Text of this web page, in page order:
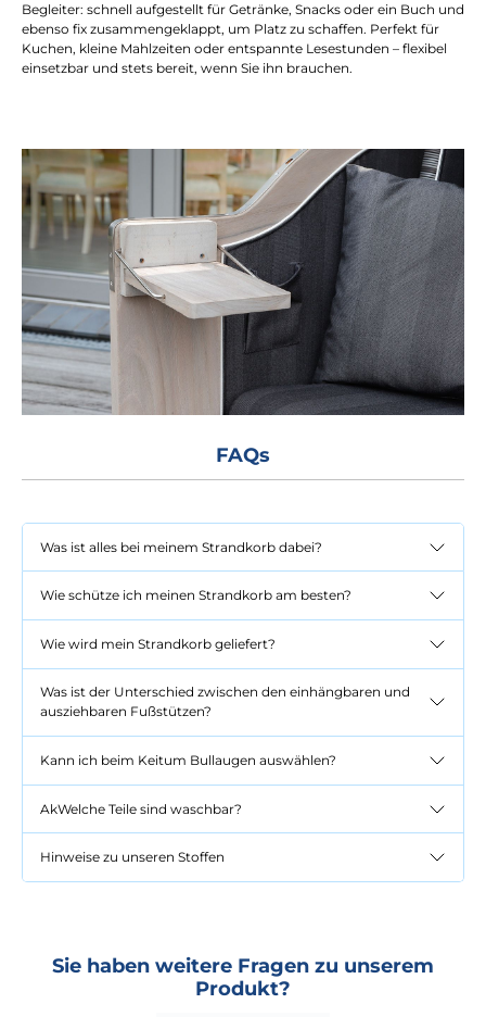
Begleiter: schnell aufgestellt für Getränke, Snacks oder ein Buch und
ebenso fix zusammengeklappt, um Platz zu schaffen. Perfekt für
Kuchen, kleine Mahlzeiten oder entspannte Lesestunden – flexibel
einsetzbar und stets bereit, wenn Sie ihn brauchen.
FAQs
Was ist alles bei meinem Strandkorb dabei?
Wie schütze ich meinen Strandkorb am besten?
Wie wird mein Strandkorb geliefert?
Was ist der Unterschied zwischen den einhängbaren und
ausziehbaren Fußstützen?
Kann ich beim Keitum Bullaugen auswählen?
AkWelche Teile sind waschbar?
Hinweise zu unseren Stoffen
Sie haben weitere Fragen zu unserem
Produkt?